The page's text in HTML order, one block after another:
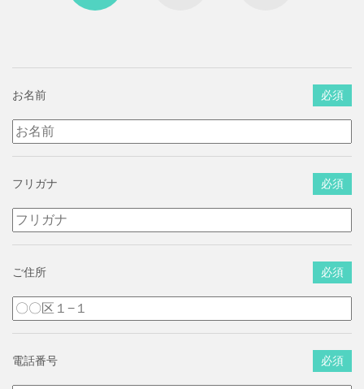
お名前 必須
フリガナ 必須
ご住所 必須
電話番号 必須